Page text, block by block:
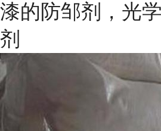
漆的防邹剂，光
剂